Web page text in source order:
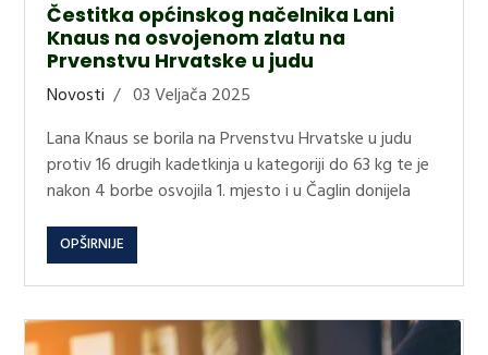
Čestitka općinskog načelnika Lani
Knaus na osvojenom zlatu na
Prvenstvu Hrvatske u judu
Novosti
03 Veljača 2025
Lana Knaus se borila na Prvenstvu Hrvatske u judu
protiv 16 drugih kadetkinja u kategoriji do 63 kg te je
nakon 4 borbe osvojila 1. mjesto i u Čaglin donijela
OPŠIRNIJE